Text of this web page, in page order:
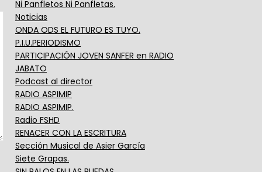
Ni Panfletos Ni Panfletas.
Noticias
ONDA ODS EL FUTURO ES TUYO.
P.I.U.PERIODISMO
PARTICIPACIÓN JOVEN SANFER en RADIO
JABATO
Podcast al director
RADIO ASPIMIP
RADIO ASPIMIP.
Radio FSHD
RENACER CON LA ESCRITURA
Sección Musical de Asier García
Siete Grapas.